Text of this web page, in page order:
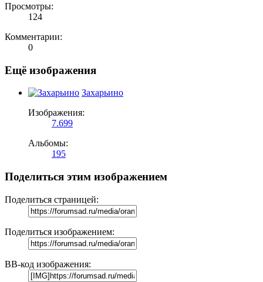
Просмотры:
124
Комментарии:
0
Ещё изображения
Захарьино
Изображения:
7.699
Альбомы:
195
Поделиться этим изображением
Поделиться страницей:
Поделиться изображением:
BB-код изображения: